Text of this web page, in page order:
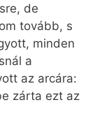
de
tovább, s
minden
a
az arcára:
zárta ezt az